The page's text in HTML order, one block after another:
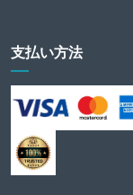
支払い方法